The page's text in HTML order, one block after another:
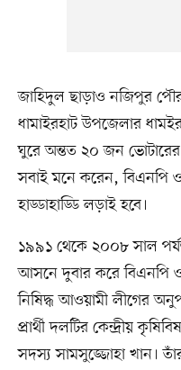
জাহিদুল ছাড়াও নজিপুর
ধামাইরহাট উপজেলার
ঘুরে অন্তত ২০ জন ভোটারের
সবাই মনে করেন, বিএনপি ও
হাড্ডাহাড্ডি লড়াই হবে।
১৯৯১ থেকে ২০০৮ সাল পর্যন্ত
আসনে দুবার করে বিএনপি
নিষিদ্ধ আওয়ামী লীগের
প্রার্থী দলটির কেন্দ্রীয়
সদস্য সামসুজ্জোহা খান।